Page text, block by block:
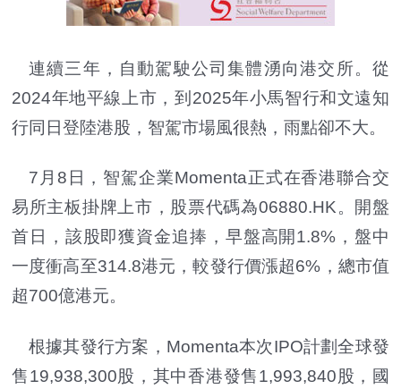
連續三年，自動駕駛公司集體湧向港交所。從
2024年地平線上市，到2025年小馬智行和文遠知
行同日登陸港股，智駕市場風很熱，雨點卻不大。
7月8日，智駕企業Momenta正式在香港聯合交
易所主板掛牌上市，股票代碼為06880.HK。開盤
首日，該股即獲資金追捧，早盤高開1.8%，盤中
一度衝高至314.8港元，較發行價漲超6%，總市值
超700億港元。
根據其發行方案，Momenta本次IPO計劃全球發
售19,938,300股，其中香港發售1,993,840股，國